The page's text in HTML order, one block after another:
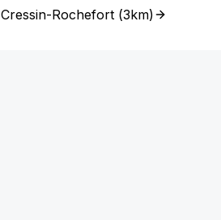
Cressin-Rochefort (3km)